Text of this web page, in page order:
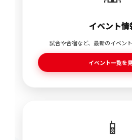
イベント情
試合や合宿など、最新のイベン
イベント一覧を
📱